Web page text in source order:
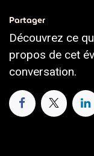
Partager
Découvrez ce
propos de cet
conversation.